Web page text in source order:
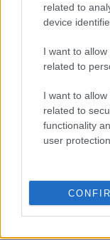
related to
device
I want to
related to
I want to
related to
functionality
user protection.
To oni wiele
własnym
Gramatyka
frazem